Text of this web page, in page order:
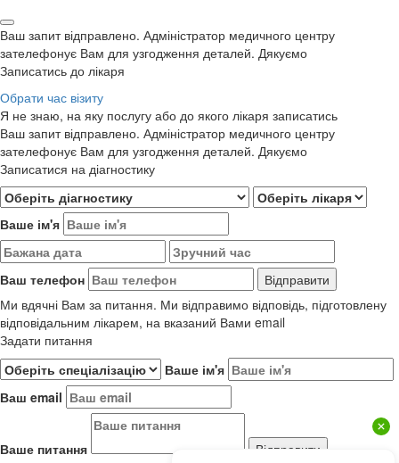
Ваш запит відправлено. Адміністратор медичного центру
зателефонує Вам для узгодження деталей. Дякуємо
Записатись до лікаря
Обрати час візиту
Я не знаю, на яку послугу або до якого лікаря записатись
Ваш запит відправлено. Адміністратор медичного центру
зателефонує Вам для узгодження деталей. Дякуємо
Записатися на діагностику
Ваше ім'я
Ваш телефон
Ми вдячні Вам за питання. Ми відправимо відповідь, підготовлену
відповідальним лікарем, на вказаний Вами email
Задати питання
Ваше ім'я
Ваш email
Ваше питання